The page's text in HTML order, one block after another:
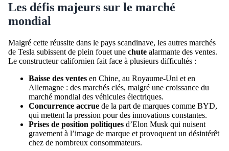
Les défis majeurs sur le marché
mondial
Malgré cette réussite dans le pays scandinave, les autres marchés
de Tesla subissent de plein fouet une chute alarmante des ventes.
Le constructeur californien fait face à plusieurs difficultés :
Baisse des ventes en Chine, au Royaume-Uni et en
Allemagne : des marchés clés, malgré une croissance du
marché mondial des véhicules électriques.
Concurrence accrue de la part de marques comme BYD,
qui mettent la pression pour des innovations constantes.
Prises de position politiques d’Elon Musk qui nuisent
gravement à l’image de marque et provoquent un désintérêt
chez de nombreux consommateurs.